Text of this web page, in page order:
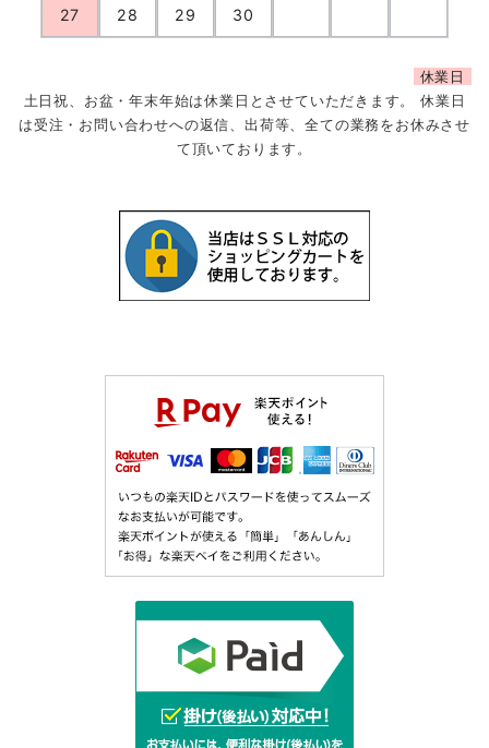
27 28 29 30
休業日
土日祝、お盆・年末年始は休業日とさせていただきます。 休業日
は受注・お問い合わせへの返信、出荷等、全ての業務をお休みさせ
て頂いております。